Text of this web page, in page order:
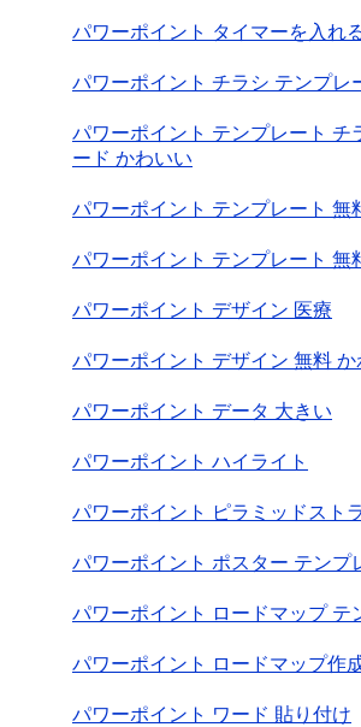
パワーポイント タイマーを入れ
パワーポイント チラシ テンプレ
パワーポイント テンプレート チ
ード かわいい
パワーポイント テンプレート 無
パワーポイント テンプレート 無
パワーポイント デザイン 医療
パワーポイント デザイン 無料 か
パワーポイント データ 大きい
パワーポイント ハイライト
パワーポイント ピラミッドスト
パワーポイント ポスター テンプ
パワーポイント ロードマップ テ
パワーポイント ロードマップ作
パワーポイント ワード 貼り付け